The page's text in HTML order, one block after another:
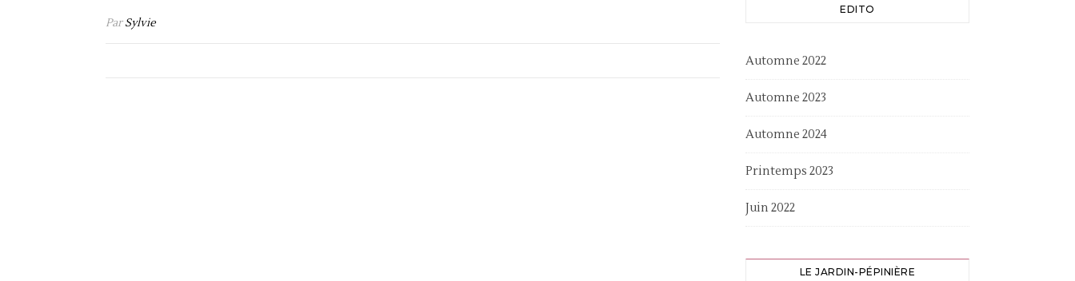
ParSylvie
EDITO
Automne 2022
Automne 2023
Automne 2024
Printemps 2023
Juin 2022
LE JARDIN-PÉPINIÈRE